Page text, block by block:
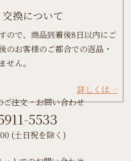
換について
ので、商品到着後8日以内にご
のお客様のご都合での返品・
せん。
詳しくは…
注文・お問い合わせ
5533
(土日祝を除く)